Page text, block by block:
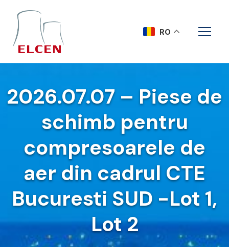
2026.07.07 – Piese de
schimb pentru
compresoarele de
aer din cadrul CTE
Bucuresti SUD -Lot 1,
Lot 2
RO